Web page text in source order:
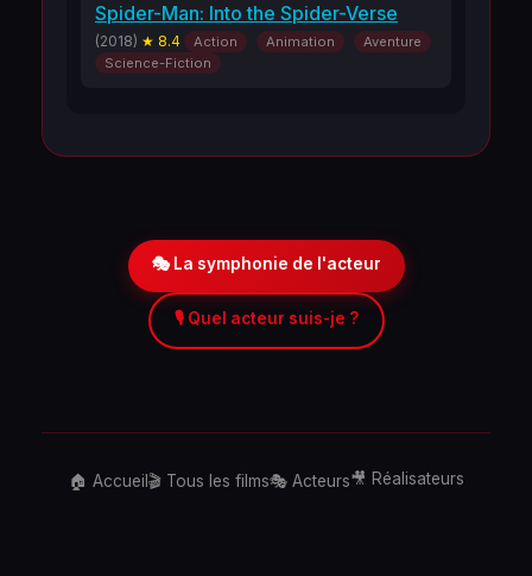
Spider-Man: Into the Spider-Verse
(2018) ★ 8.4 Action Animation
Aventure
Science-Fiction
🎭 La symphonie de l'acteur
🎙️ Quel acteur suis-je ?
🏠 Accueil 🎬 Tous les films🎭 Acteurs🎥 Réalisateurs